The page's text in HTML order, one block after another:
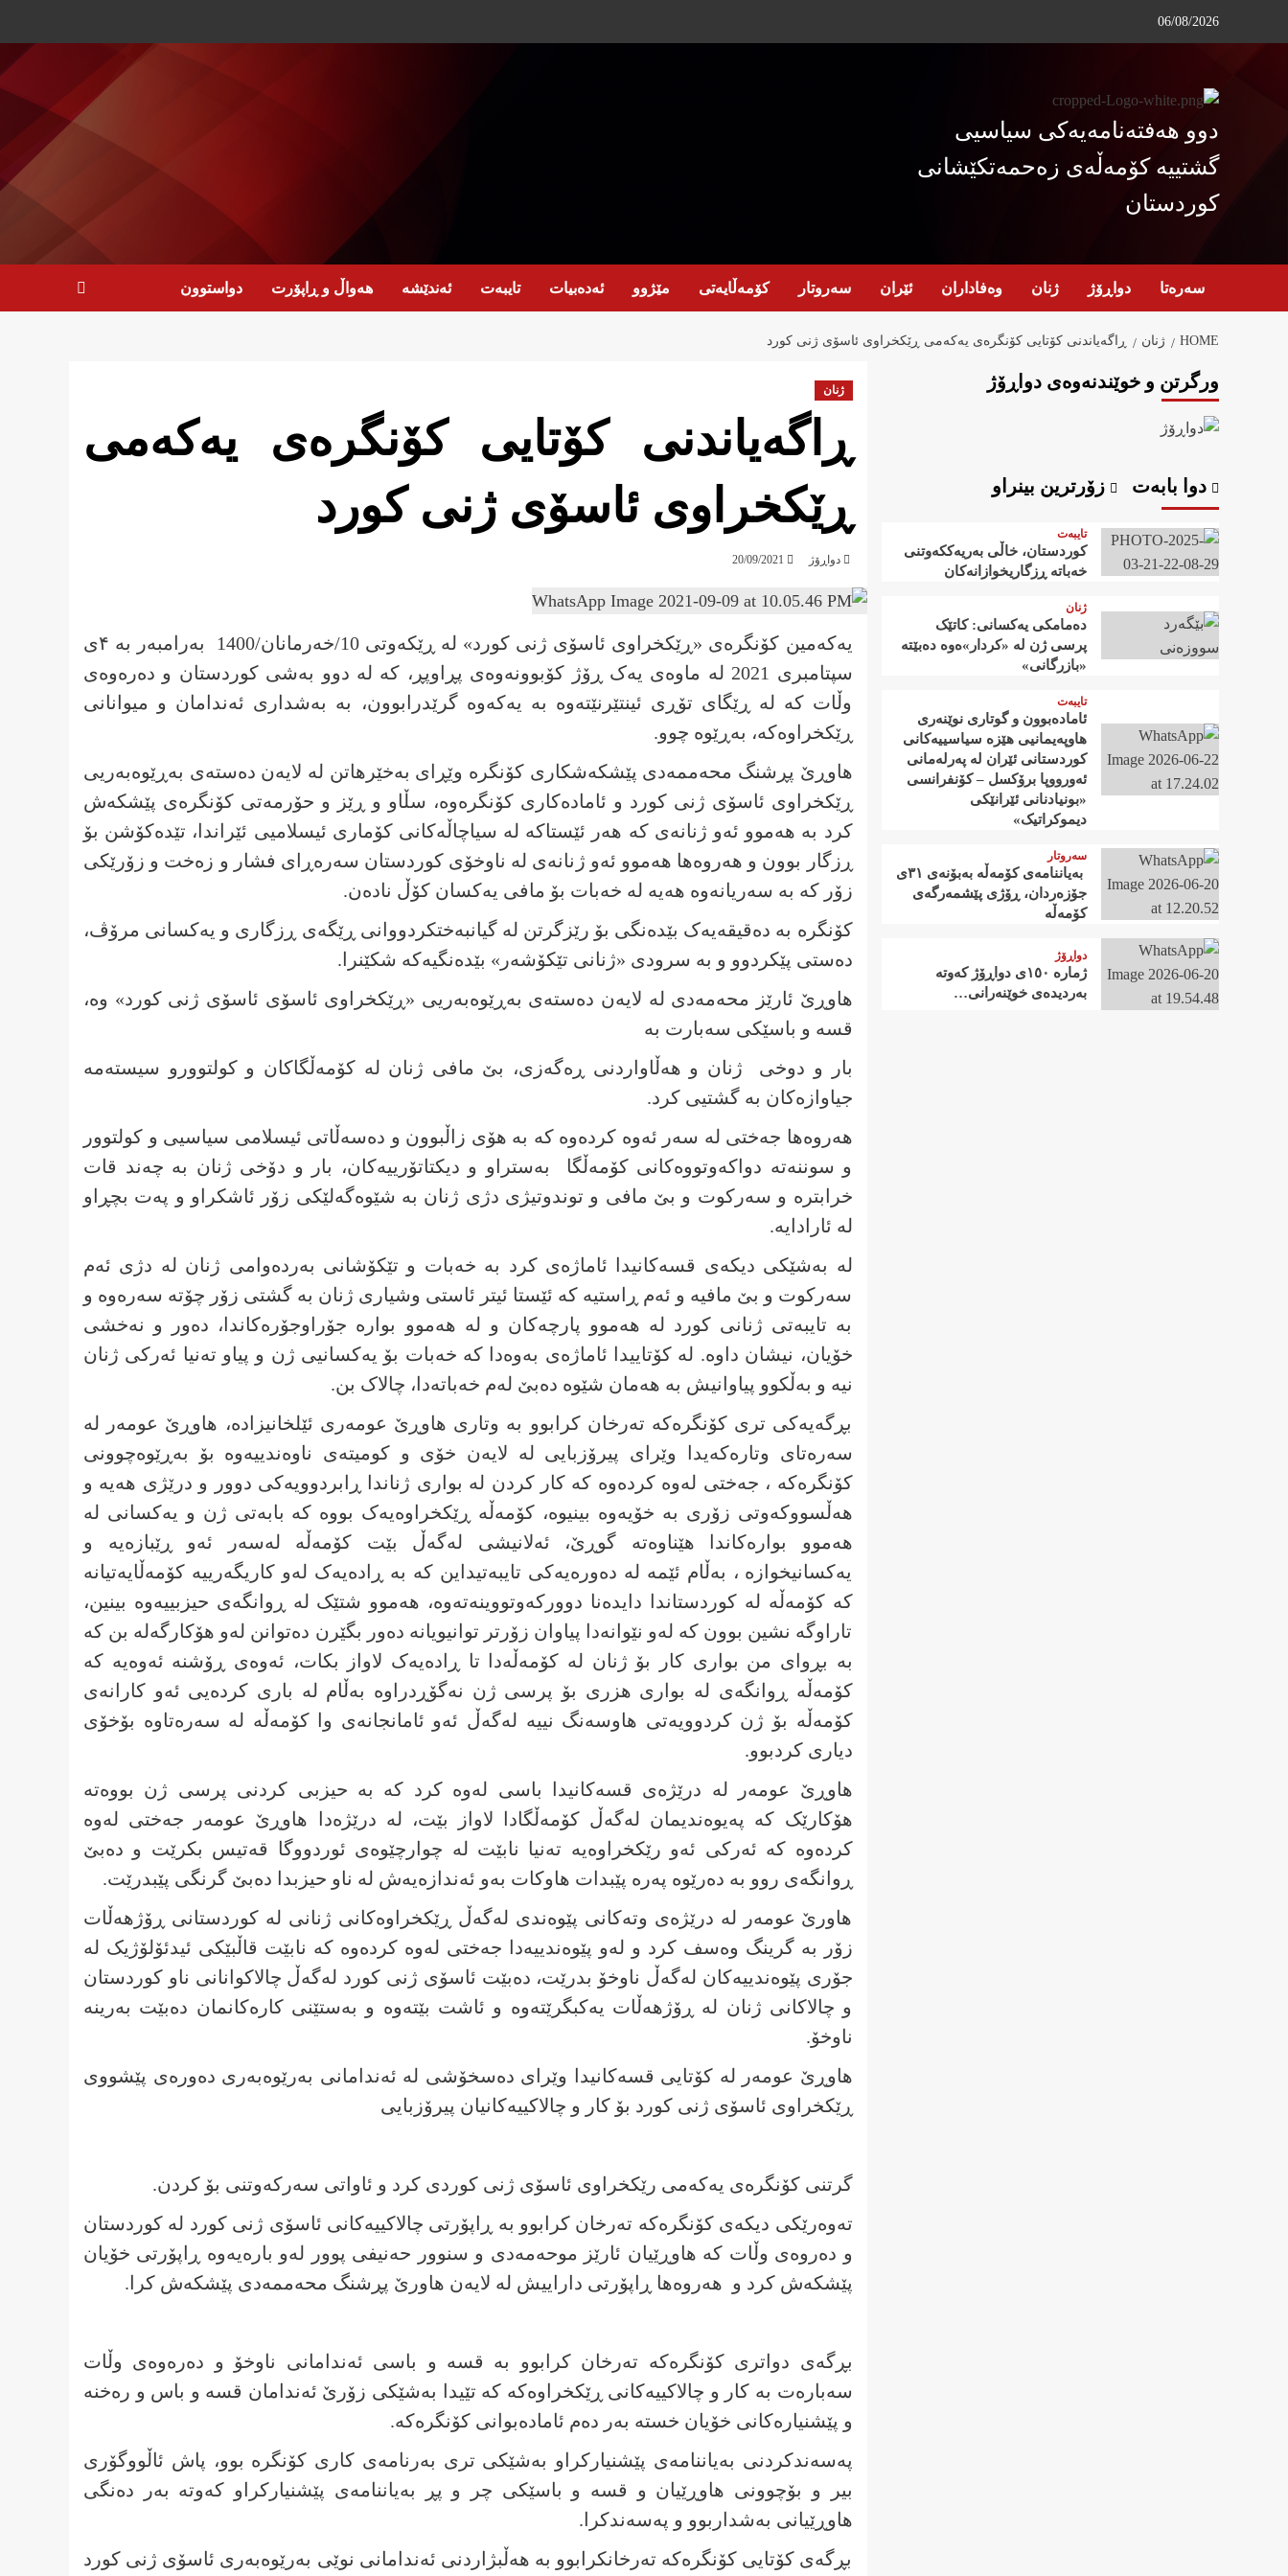
06/08/2026
دوو هەفتەنامەیەکی سیاسیی
گشتییە کۆمەڵەی زەحمەتکێشانی
کوردستان
سەرەتا دواڕۆژ ژنان وەفاداران ئێران سەروتار کۆمەڵایەتی مێژوو ئەدەبیات تایبەت ئەندێشە هەواڵ و ڕاپۆرت دواستوون
HOME ژنان ڕاگەیاندنی کۆتایی کۆنگرەی یەکەمی ڕێکخراوی ئاسۆی ژنی کورد
ژنان
ڕاگەیاندنی کۆتایی کۆنگرەی یەکەمی
ڕێکخراوی ئاسۆی ژنی کورد
دواڕۆژ 20/09/2021
یەکەمین کۆنگرەی «ڕێکخراوی ئاسۆی ژنی کورد» لە ڕێکەوتی 10/خه‌رمانان/1400 به‌رامبه‌ر به ۴ی
سپتامبری 2021 له ماوه‌ی یەک ڕۆژ کۆبوونەوەی پڕاوپڕ، کە لە دوو بەشی کوردستان و دەرەوەی
وڵات کە لە ڕێگای تۆڕی ئینتێرنێتەوە بە یەکەوە گرێدرابوون، بە بەشداری ئەندامان و میوانانی
ڕێکخراوەکە، بەڕێوە چوو.
هاوڕێ پڕشنگ محەممەدی پێشکەشکاری کۆنگرە وێڕای بەخێرهاتن لە لایەن دەستەی بەڕێوەبەریی
ڕێکخراوی ئاسۆی ژنی کورد و ئامادەکاری کۆنگرەوە، سڵاو و ڕێز و حۆرمەتی کۆنگرەی پێشکەش
کرد بە هەموو ئەو ژنانەی کە هەر ئێستاکە لە سیاچاڵەکانی کۆماری ئیسلامیی ئێراندا، تێدەکۆشن بۆ
ڕزگار بوون و هەروەها هەموو ئەو ژنانەی لە ناوخۆی کوردستان سەرەڕای فشار و زەخت و زۆرێکی
زۆر کە بە سەریانەوە هەیە لە خەبات بۆ مافی یەکسان کۆڵ نادەن.
کۆنگرە بە دەقیقەیەک بێدەنگی بۆ رێزگرتن لە گیانبەختکردووانی ڕێگەی ڕزگاری و یەکسانی مرۆڤ،
دەستی پێکردوو و بە سرودی «ژنانی تێکۆشەر» بێدەنگیەکە شکێنرا.
هاوڕێ ئارێز محەمەدی لە لایەن دەستەی بەڕێوەبەریی «ڕێکخراوی ئاسۆی ئاسۆی ژنی کورد» وە،
قسە و باسێکی سەبارت بە
بار و دوخی ژنان و هەڵاواردنی ڕەگەزی، بێ مافی ژنان لە کۆمەڵگاکان و کولتوورو سیستەمە
جیاوازەکان بە گشتیی کرد.
هەروەها جەختی لە سەر ئەوە کردەوە کە بە هۆی زاڵبوون و دەسەڵاتی ئیسلامی سیاسیی و کولتوور
و سوننەتە دواکەوتووەکانی کۆمەڵگا بەستراو و دیکتاتۆرییەکان، بار و دۆخی ژنان بە چەند قات
خرابترە و سەرکوت و بێ مافی و توندوتیژی دژی ژنان بە شێوەگەلێکی زۆر ئاشکراو و پەت بچڕاو
لە ئارادایە.
لە بەشێکی دیکەی قسەکانیدا ئاماژەی کرد بە خەبات و تێکۆشانی بەردەوامی ژنان لە دژی ئەم
سەرکوت و بێ مافیە و ئەم ڕاستیە کە ئێستا ئیتر ئاستی وشیاری ژنان بە گشتی زۆر چۆتە سەرەوە و
بە تایبەتی ژنانی کورد لە هەموو پارچەکان و لە هەموو بوارە جۆراوجۆرەکاندا، دەور و نەخشی
خۆیان، نیشان داوە. لە کۆتاییدا ئاماژەی بەوەدا کە خەبات بۆ یەکسانیی ژن و پیاو تەنیا ئەرکی ژنان
نیە و بەڵکوو پیاوانیش بە هەمان شێوە دەبێ لەم خەباتەدا، چالاک بن.
بڕگەیەکی تری کۆنگرەکە تەرخان کرابوو بە وتاری ھاوڕێ عومەری ئێلخانیزادە، ھاوڕێ عومەر لە
سەرەتای وتارەکەیدا وێرای پیرۆزبایی لە لایەن خۆی و کومیتەی ناوەندییەوە بۆ بەڕێوەچوونی
کۆنگرەکە ، جەختی لەوە کردەوە کە کار کردن لە بواری ژناندا ڕابردوویەکی دوور و درێژی ھەیە و
ھەڵسووکەوتی زۆری بە خۆیەوە بینیوە، کۆمەڵە ڕێکخراوەیەک بووە کە بابەتی ژن و یەکسانی لە
ھەموو بوارەکاندا ھێناوەتە گوڕێ، ئەلانیشی لەگەڵ بێت کۆمەڵە لەسەر ئەو ڕێبازەیە و
یەکسانیخوازە ، بەڵام ئێمە لە دەورەیەکی تایبەتیداین کە بە ڕادەیەک لەو کاریگەرییە کۆمەڵایەتیانە
کە کۆمەڵە لە کوردستاندا دایدەنا دوورکەوتووینەتەوە، ھەموو شتێک لە ڕوانگەی حیزبییەوە بینین،
تاراوگە نشین بوون کە لەو نێوانەدا پیاوان زۆرتر توانیویانە دەور بگێرن دەتوانن لەو ھۆکارگەلە بن کە
بە بڕوای من بواری کار بۆ ژنان لە کۆمەڵەدا تا ڕادەیەک لاواز بکات، ئەوەی ڕۆشنە ئەوەیە کە
کۆمەڵە ڕوانگەی لە بواری ھزری بۆ پرسی ژن نەگۆڕدراوە بەڵام لە باری کردەیی ئەو کارانەی
کۆمەڵە بۆ ژن کردوویەتی ھاوسەنگ نییە لەگەڵ ئەو ئامانجانەی وا کۆمەڵە لە سەرەتاوە بۆخۆی
دیاری کردبوو.
ھاوڕێ عومەر لە درێژەی قسەکانیدا باسی لەوە کرد کە بە حیزبی کردنی پرسی ژن بووەتە
ھۆکارێک کە پەیوەندیمان لەگەڵ کۆمەڵگادا لاواز بێت، لە درێژەدا ھاوڕێ عومەر جەختی لەوە
کردەوە کە ئەرکی ئەو رێکخراوەیە تەنیا نابێت لە چوارچێوەی ئوردووگا قەتیس بکرێت و دەبێ
ڕوانگەی روو بە دەرێوە پەرە پێبدات ھاوکات بەو ئەندازەیەش لە ناو حیزبدا دەبێ گرنگی پێبدرێت.
ھاورێ عومەر لە درێژەی وتەکانی پێوەندی لەگەڵ ڕێکخراوەکانی ژنانی لە کوردستانی ڕۆژھەڵات
زۆر بە گرینگ وەسف کرد و لەو پێوەندییەدا جەختی لەوە کردەوە کە نابێت قاڵبێکی ئیدئۆلۆژیک لە
جۆری پێوەندییەکان لەگەڵ ناوخۆ بدرێت، دەبێت ئاسۆی ژنی کورد لەگەڵ چالاکوانانی ناو کوردستان
و چالاکانی ژنان لە ڕۆژھەڵات یەکبگرێتەوە و ئاشت بێتەوە و بەستێنی کارەکانمان دەبێت بەرینە
ناوخۆ.
ھاوڕێ عومەر لە کۆتایی قسەکانیدا وێرای دەسخۆشی لە ئەندامانی بەرێوەبەری دەورەی پێشووی
ڕێکخراوی ئاسۆی ژنی کورد بۆ کار و چالاکییەکانیان پیرۆزبایی
گرتنی کۆنگرەی یەکەمی رێکخراوی ئاسۆی ژنی کوردی کرد و ئاواتی سەرکەوتنی بۆ کردن.
تەوەرێکی دیکەی کۆنگرەکە تەرخان کرابوو بە ڕاپۆرتی چالاکییەکانی ئاسۆی ژنی کورد لە کوردستان
و دەروەی وڵات کە ھاوڕێیان ئارێز موحەمەدی و سنوور حەنیفی پوور لەو بارەیەوە ڕاپۆرتی خۆیان
پێشکەش کرد و هەروەها ڕاپۆرتی داراییش لە لایەن هاورێ پڕشنگ محەممەدی پێشکەش کرا.
بڕگەی دواتری کۆنگرەکە تەرخان کرابوو بە قسە و باسی ئەندامانی ناوخۆ و دەرەوەی وڵات
سەبارەت بە کار و چالاکییەکانی ڕێکخراوەکە کە تێیدا بەشێکی زۆرێ ئەندامان قسە و باس و رەخنە
و پێشنیارەکانی خۆیان خستە بەر دەم ئامادەبوانی کۆنگرەکە.
پەسەندکردنی بەیاننامەی پێشنیارکراو بەشێکی تری بەرنامەی کاری کۆنگرە بوو، پاش ئاڵووگۆری
بیر و بۆچوونی ھاوڕێیان و قسە و باسێکی چر و پڕ بەیاننامەی پێشنیارکراو کەوتە بەر دەنگی
ھاوڕێیانی بەشداربوو و پەسەندکرا.
بڕگەی کۆتایی کۆنگرەکە تەرخانکرابوو بە ھەڵبژاردنی ئەندامانی نوێی بەرێوەبەری ئاسۆی ژنی کورد
ورگرتن و خوێندنەوەی دواڕۆژ
دوا بابەت زۆرترین بینراو
تایبەت
کوردستان، خاڵی بەریەککەوتنی
خەباتە ڕزگاریخوازانەکان
ژنان
دەمامکی یەکسانی: کاتێک
پرسی ژن لە «کردار»ەوە دەبێتە
«بازرگانی»
تایبەت
ئامادەبوون و گوتاری نوێنەری
هاوپەیمانیی هێزە سیاسییەکانی
کوردستانی ئێران لە پەرلەمانی
ئەورووپا برۆکسل – کۆنفرانسی
«بونیادنانی ئێرانێکی
دیموکراتیک»
سەروتار
‍ بەیاننامەی کۆمەڵە بەبۆنەی ٣١ی
جۆزەردان، ڕۆژی پێشمەرگەی
کۆمەڵە
دواڕۆژ
ژمارە ١٥٠ی دواڕۆژ کەوتە
بەردیدەی خوێنەرانی…